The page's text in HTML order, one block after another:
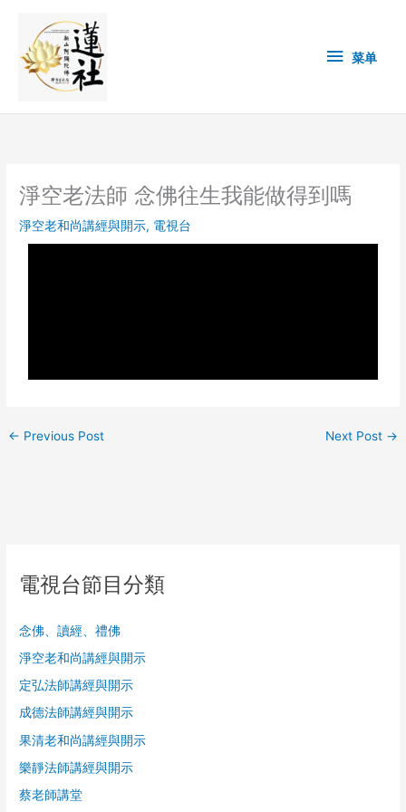
content
单 菜单
淨空老法師 念佛往生我能做得到嗎
淨空老和尚講經與開示, 電視台
← Previous Post Next Post →
電視台節目分類
念佛、讀經、禮佛
淨空老和尚講經與開示
定弘法師講經與開示
成德法師講經與開示
果清老和尚講經與開示
樂靜法師講經與開示
蔡老師講堂